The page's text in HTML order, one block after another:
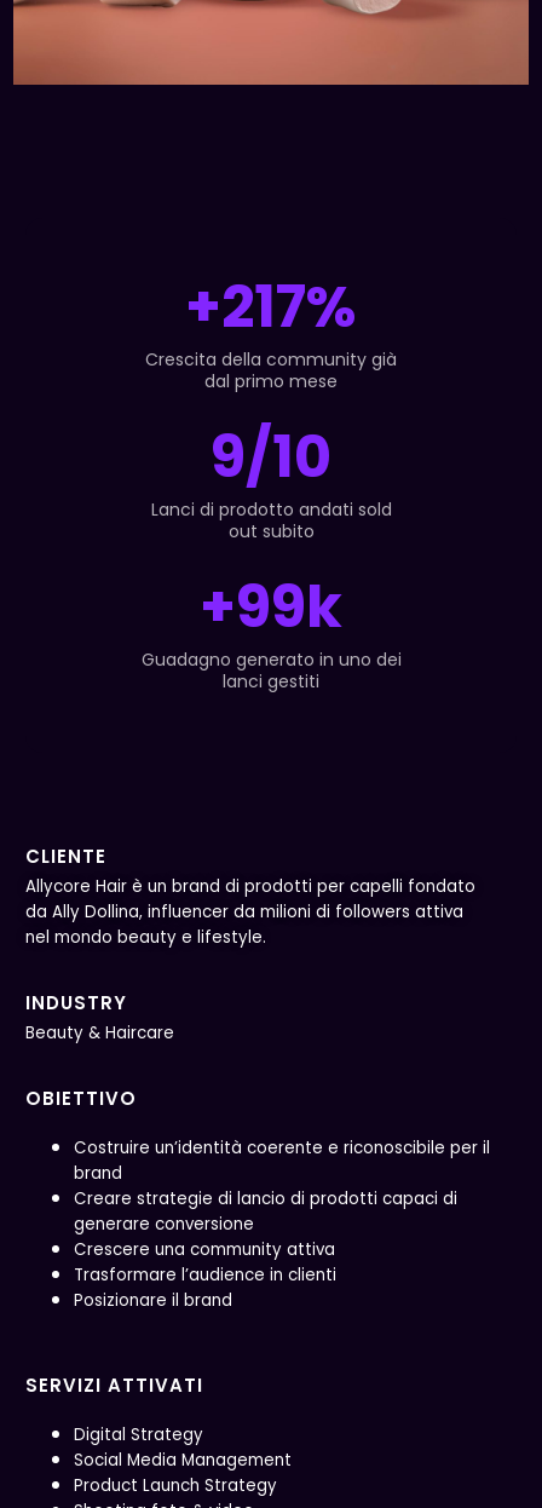
+219%
Crescita della community già
dal primo mese
9/10
Lanci di prodotto andati sold
out subito
+99k
Guadagno generato in uno dei
lanci gestiti
CLIENTE
Allycore Hair è un brand di prodotti per capelli fondato
da Ally Dollina, influencer da milioni di followers attiva
nel mondo beauty e lifestyle.
INDUSTRY
Beauty & Haircare
OBIETTIVO
Costruire un’identità coerente e riconoscibile per il
brand
Creare strategie di lancio di prodotti capaci di
generare conversione
Crescere una community attiva
Trasformare l’audience in clienti
Posizionare il brand
SERVIZI ATTIVATI
Digital Strategy
Social Media Management
Product Launch Strategy